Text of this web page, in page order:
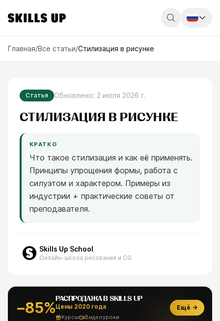
Беларусь
Главная/Все статьи/Стилизация в рисунке
Статья Обновлено: 2 июля 2026 г.
СТИЛИЗАЦИЯ В РИСУНКЕ
КРАТКО
Что такое стилизация и как её применять.
Принципы упрощения формы, работа с
силуэтом и характером. Примеры из
индустрии + практические советы от
преподавателя.
Skills Up School
Онлайн-школа рисования и CG
−85%
РАСПРОДАЖА В SKILLS UP
Цены 2020 года
Курсы Видеоуроки
Ещё →